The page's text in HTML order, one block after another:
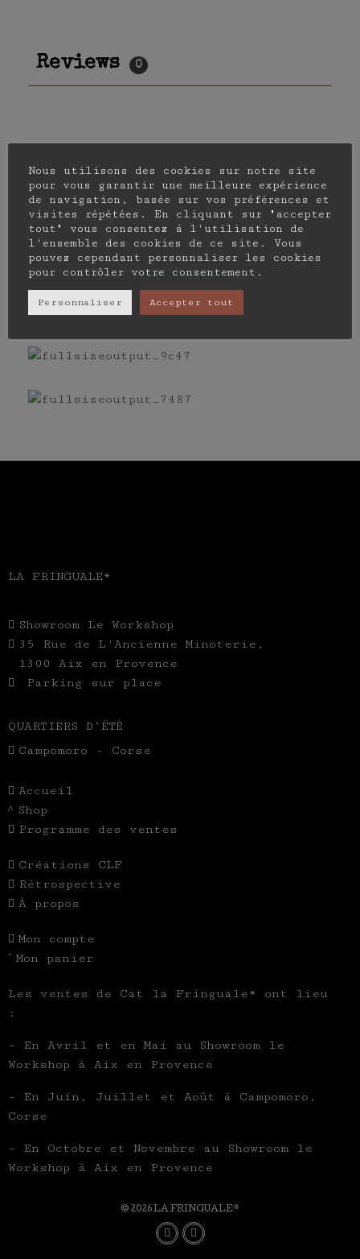
Reviews 0
Vous aimerez
aussi
€ 50.00
Ajouter au
panier
€10.00
Ajouter au
LA FRINGUALE*
Showroom Le Workshop
35 Rue de L'Ancienne Minoterie,
1300 Aix en Provence
Parking sur place
QUARTIERS D’ÉTÉ
Campomoro - Corse
Accueil
Shop
Programme des ventes
Créations CLF
Rétrospective
À propos
Mon compte
Mon panier
Les ventes de Cat la Fringuale* ont lieu
:
– En Avril et en Mai au Showroom le
Workshop à Aix en Provence
– En Juin, Juillet et Août à Campomoro,
Corse
– En Octobre et Novembre au Showroom le
Workshop à Aix en Provence
© 2026 LA FRINGUALE*
Nous utilisons des cookies sur notre site
pour vous garantir une meilleure expérience
de navigation, basée sur vos préférences et
visites répétées. En cliquant sur "accepter
tout" vous consentez à l'utilisation de
l'ensemble des cookies de ce site. Vous
pouvez cependant personnaliser les cookies
pour contrôler votre consentement.
Personnaliser Accepter tout